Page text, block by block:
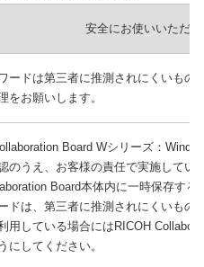
安全にお使いいただ
ードは第三者に推測されにくいもの
をお願いします。
Board Wシリーズ：
のうえ、お客様の責任で実施してい
Board本体内に一時保存す
ドは、第三者に推測されにくいもの
用している場合にはRICOH
にしてください。